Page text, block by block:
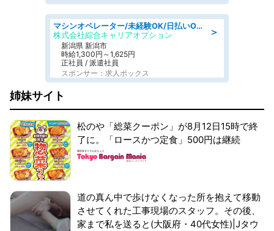
＞
マシンオペレーター/未経験OK/日払いOK/寮完備/交替制/20・30・40代活躍中
株式会社綜合キャリアオプション
新潟県 新潟市
時給1,300円～1,625円
正社員 / 派遣社員
スポンサー：求人ボックス
姉妹サイト
松のや「総菜クーポン」が8月12日15時で終
了に。「ロースかつ定食」500円は継続
道の真ん中で歩けなくなった所を抱えて移動
させてくれた工事現場のスタッフ。その後、
家まで私を送ると(大阪府・40代女性)|Jタウ